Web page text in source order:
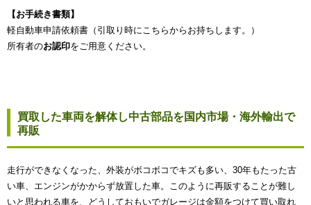
【お手続き書類】
軽自動車申請依頼書（引取り時にこちらからお持ちします。）
所有者のお認印をご用意ください。
買取した車両を解体し中古部品を国内市場・海外輸出で
再販
走行ができなくなった、外装がボコボコでキズも多い、30年もたった古
い車、エンジンがかからず放置した車。このように再販することが難し
いと思われる車を、どうしておもいでガレージは金額をつけて買い取れ